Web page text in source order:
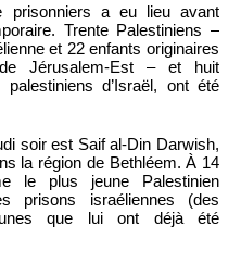
prisonniers a eu lieu avant
Trente Palestiniens –
et 22 enfants originaires
Jérusalem-Est – et huit
d’Israël, ont été
soir est Saif al-Din Darwish,
la région de Bethléem. À 14
le plus jeune Palestinien
prisons israéliennes (des
que lui ont déjà été